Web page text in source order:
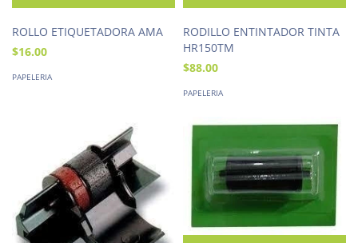
ROLLO ETIQUETADORA AMA
$16.00
PAPELERIA
RODILLO ENTINTADOR TINTA
HR150TM
$88.00
PAPELERIA